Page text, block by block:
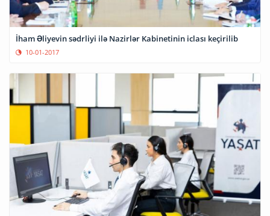
İham Əliyevin sədrliyi ilə Nazirlər Kabinetinin iclası keçirilib
10-01-2017